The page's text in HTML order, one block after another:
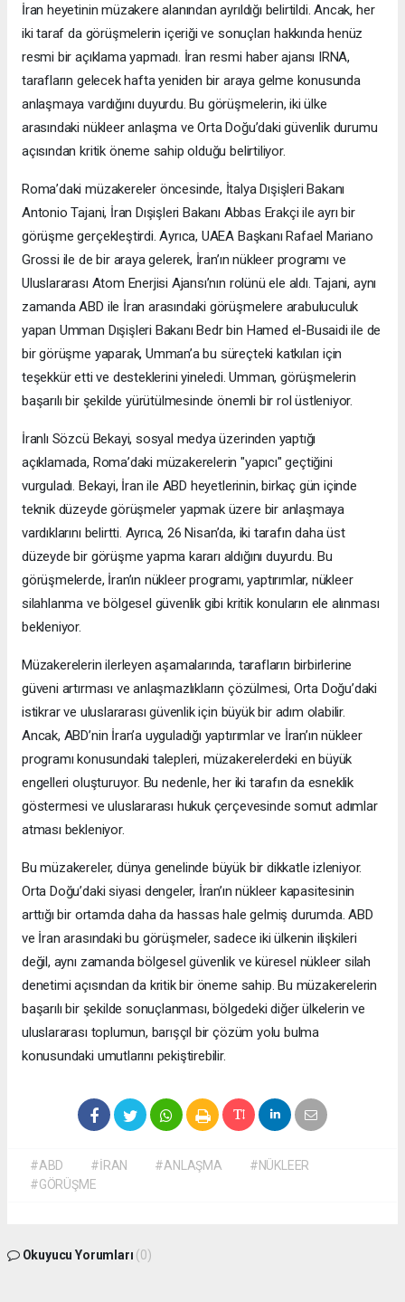
İran heyetinin müzakere alanından ayrıldığı belirtildi. Ancak, her
iki taraf da görüşmelerin içeriği ve sonuçları hakkında henüz
resmi bir açıklama yapmadı. İran resmi haber ajansı IRNA,
tarafların gelecek hafta yeniden bir araya gelme konusunda
anlaşmaya vardığını duyurdu. Bu görüşmelerin, iki ülke
arasındaki nükleer anlaşma ve Orta Doğu’daki güvenlik durumu
açısından kritik öneme sahip olduğu belirtiliyor.
Roma’daki müzakereler öncesinde, İtalya Dışişleri Bakanı
Antonio Tajani, İran Dışişleri Bakanı Abbas Erakçi ile ayrı bir
görüşme gerçekleştirdi. Ayrıca, UAEA Başkanı Rafael Mariano
Grossi ile de bir araya gelerek, İran’ın nükleer programı ve
Uluslararası Atom Enerjisi Ajansı’nın rolünü ele aldı. Tajani, aynı
zamanda ABD ile İran arasındaki görüşmelere arabuluculuk
yapan Umman Dışişleri Bakanı Bedr bin Hamed el-Busaidi ile de
bir görüşme yaparak, Umman’a bu süreçteki katkıları için
teşekkür etti ve desteklerini yineledi. Umman, görüşmelerin
başarılı bir şekilde yürütülmesinde önemli bir rol üstleniyor.
İranlı Sözcü Bekayi, sosyal medya üzerinden yaptığı
açıklamada, Roma’daki müzakerelerin "yapıcı" geçtiğini
vurguladı. Bekayi, İran ile ABD heyetlerinin, birkaç gün içinde
teknik düzeyde görüşmeler yapmak üzere bir anlaşmaya
vardıklarını belirtti. Ayrıca, 26 Nisan’da, iki tarafın daha üst
düzeyde bir görüşme yapma kararı aldığını duyurdu. Bu
görüşmelerde, İran’ın nükleer programı, yaptırımlar, nükleer
silahlanma ve bölgesel güvenlik gibi kritik konuların ele alınması
bekleniyor.
Müzakerelerin ilerleyen aşamalarında, tarafların birbirlerine
güveni artırması ve anlaşmazlıkların çözülmesi, Orta Doğu’daki
istikrar ve uluslararası güvenlik için büyük bir adım olabilir.
Ancak, ABD’nin İran’a uyguladığı yaptırımlar ve İran’ın nükleer
programı konusundaki talepleri, müzakerelerdeki en büyük
engelleri oluşturuyor. Bu nedenle, her iki tarafın da esneklik
göstermesi ve uluslararası hukuk çerçevesinde somut adımlar
atması bekleniyor.
Bu müzakereler, dünya genelinde büyük bir dikkatle izleniyor.
Orta Doğu’daki siyasi dengeler, İran’ın nükleer kapasitesinin
arttığı bir ortamda daha da hassas hale gelmiş durumda. ABD
ve İran arasındaki bu görüşmeler, sadece iki ülkenin ilişkileri
değil, aynı zamanda bölgesel güvenlik ve küresel nükleer silah
denetimi açısından da kritik bir öneme sahip. Bu müzakerelerin
başarılı bir şekilde sonuçlanması, bölgedeki diğer ülkelerin ve
uluslararası toplumun, barışçıl bir çözüm yolu bulma
konusundaki umutlarını pekiştirebilir.
#ABD #İRAN #ANLAŞMA
#NÜKLEER
#GÖRÜŞME
Okuyucu Yorumları (0)